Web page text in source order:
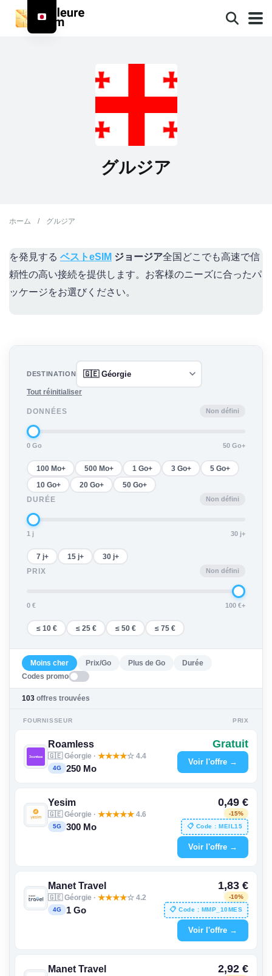
グルジア
ホーム / グルジア
を発見する ベストeSIM ジョージア全国どこでも高速で信
頼性の高い接続を提供します。お客様のニーズに合ったパ
ッケージをお選びください。
DESTINATION
Tout réinitialiser
DONNÉES Non défini
0 Go 50 Go+
100 Mo+ 500 Mo+ 1 Go+ 3 Go+ 5 Go+
10 Go+ 20 Go+
50 Go+
DURÉE
Non défini
1 j 30 j+
7 j+ 15 j+
30 j+
PRIX
Non défini
0 € 100 €+
≤ 10 € ≤ 25 € ≤ 50 € ≤ 75 €
Moins cher Prix/Go Plus de Go
Durée
Codes promo
103 offres trouvées
FOURNISSEUR PRIX
Roamless
🇬🇪 Géorgie · ★★★★☆ 4.4
4G 250 Mo
Gratuit
Voir l'offre →
Yesim
🇬🇪 Géorgie · ★★★★★ 4.6
5G 300 Mo
0,49 €
-15%
📋 Code : MEIL15
Voir l'offre →
Manet Travel
🇬🇪 Géorgie · ★★★★☆ 4.2
4G 1 Go
1,83 €
-10%
📋 Code : MMP_10MES
Voir l'offre →
Manet Travel 2,92 €